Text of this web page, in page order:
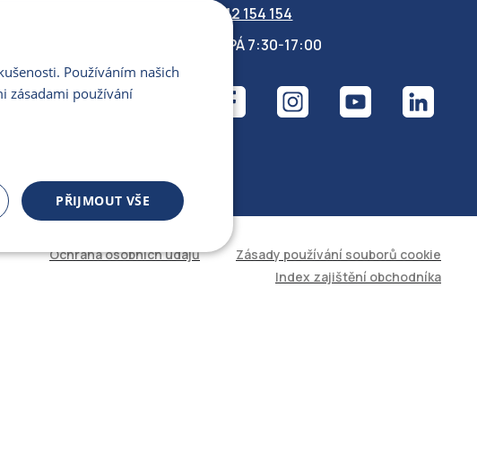
PORTÁL
412 154 154
PO-PÁ 7:30-17:00
Ochrana osobních údajů
Zásady používání souborů cookie
Index zajištění obchodníka
Používáním našich
zásadami používání
PŘIJMOUT VŠE
Cílení souborů